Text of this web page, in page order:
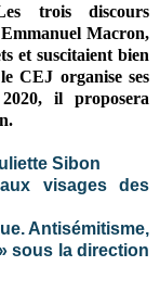
trois discours
Macron,
et suscitaient bien
CEJ organise ses
il proposera
Sibon
visages des
Antisémitisme,
sous la direction